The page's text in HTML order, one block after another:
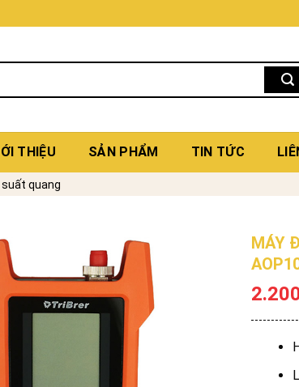
THIỆU SẢN PHẨM TIN TỨC
suất quang
MÁY